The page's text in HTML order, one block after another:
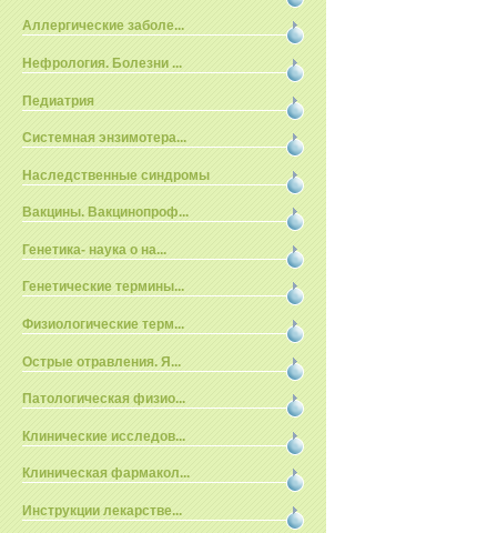
Аллергические заболе...
Нефрология. Болезни ...
Педиатрия
Системная энзимотера...
Наследственные синдромы
Вакцины. Вакцинопроф...
Генетика- наука о на...
Генетические термины...
Физиологические терм...
Острые отравления. Я...
Патологическая физио...
Клинические исследов...
Клиническая фармакол...
Инструкции лекарстве...